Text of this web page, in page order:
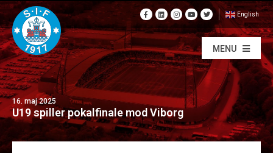
English
MENU
16. maj 2025
U19 spiller pokalfinale mod Viborg